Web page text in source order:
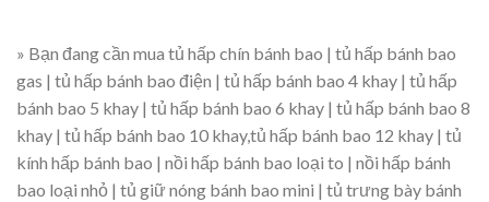
» Bạn đang cần mua tủ hấp chín bánh bao | tủ hấp bánh bao
gas | tủ hấp bánh bao điện | tủ hấp bánh bao 4 khay | tủ hấp
bánh bao 5 khay | tủ hấp bánh bao 6 khay | tủ hấp bánh bao 8
khay | tủ hấp bánh bao 10 khay,tủ hấp bánh bao 12 khay | tủ
kính hấp bánh bao | nồi hấp bánh bao loại to | nồi hấp bánh
bao loại nhỏ | tủ giữ nóng bánh bao mini | tủ trưng bày bánh